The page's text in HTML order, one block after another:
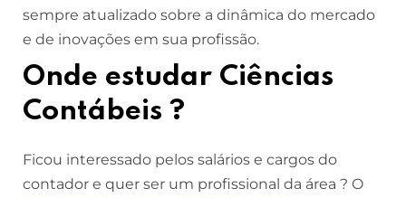
sempre atualizado sobre a dinâmica do mercado
e de inovações em sua profissão.
Onde estudar Ciências
Contábeis ?
Ficou interessado pelos salários e cargos do
contador e quer ser um profissional da área ? O